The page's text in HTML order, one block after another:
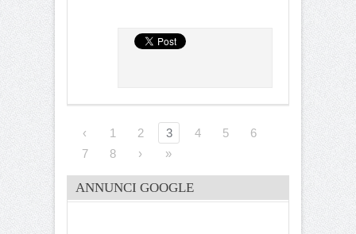
‹ 1 2 3 4 5
6
7
8 › »
ANNUNCI GOOGLE